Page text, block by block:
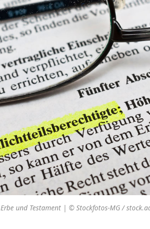
Erbe und Testament | © Stockfotos-MG /